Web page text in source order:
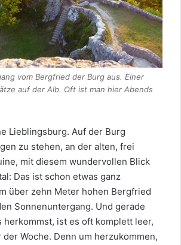
vom Bergfried der Burg aus. Einer
auf der Alb. Oft ist man hier Abends
Lieblingsburg. Auf der Burg
zu stehen, an der alten, frei
mit diesem wundervollen Blick
Das ist schon etwas ganz
über zehn Meter hohen Bergfried
Sonnenuntergang. Und gerade
herkommst, ist es oft komplett leer,
Woche. Denn um herzukommen,